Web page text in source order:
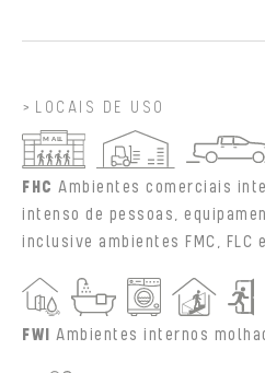
LOCAIS DE USO
FHC Ambientes comerciais
intenso de pessoas,
inclusive ambientes FMC, FLC
FWI Ambientes internos